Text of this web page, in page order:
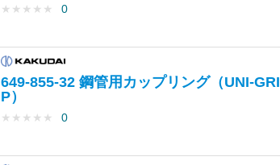
★ ★ ★ ★ ★ 0
649-855-32 鋼管用カップリング（UNI-GRI
P）
★ ★ ★ ★ ★ 0